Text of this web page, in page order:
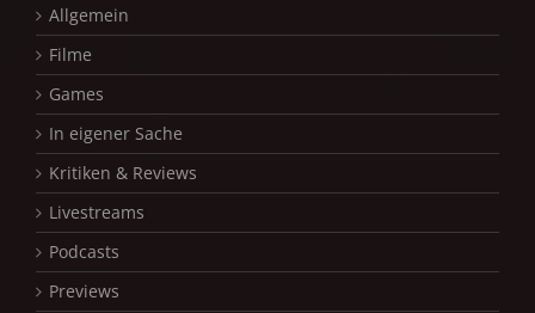
Allgemein
Filme
Games
In eigener Sache
Kritiken & Reviews
Livestreams
Podcasts
Previews